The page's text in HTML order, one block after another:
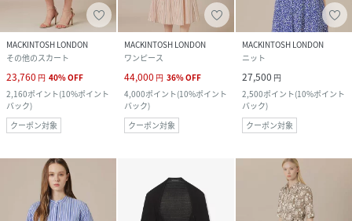
MACKINTOSH LONDON
その他のスカート
23,760 円 40%OFF
2,160ポイント(10%ポイント
バック)
クーポン対象
MACKINTOSH LONDON
ワンピース
44,000 円 36%OFF
4,000ポイント(10%ポイント
バック)
クーポン対象
MACKINTOSH LONDON
ニット
27,500 円
2,500ポイント(10%ポイント
バック)
クーポン対象